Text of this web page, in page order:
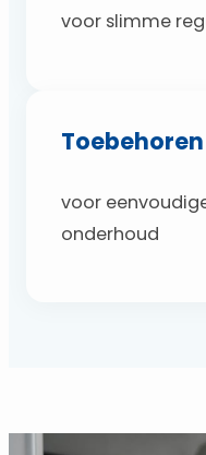
voor slimme
Toebehoren
voor
onderhoud